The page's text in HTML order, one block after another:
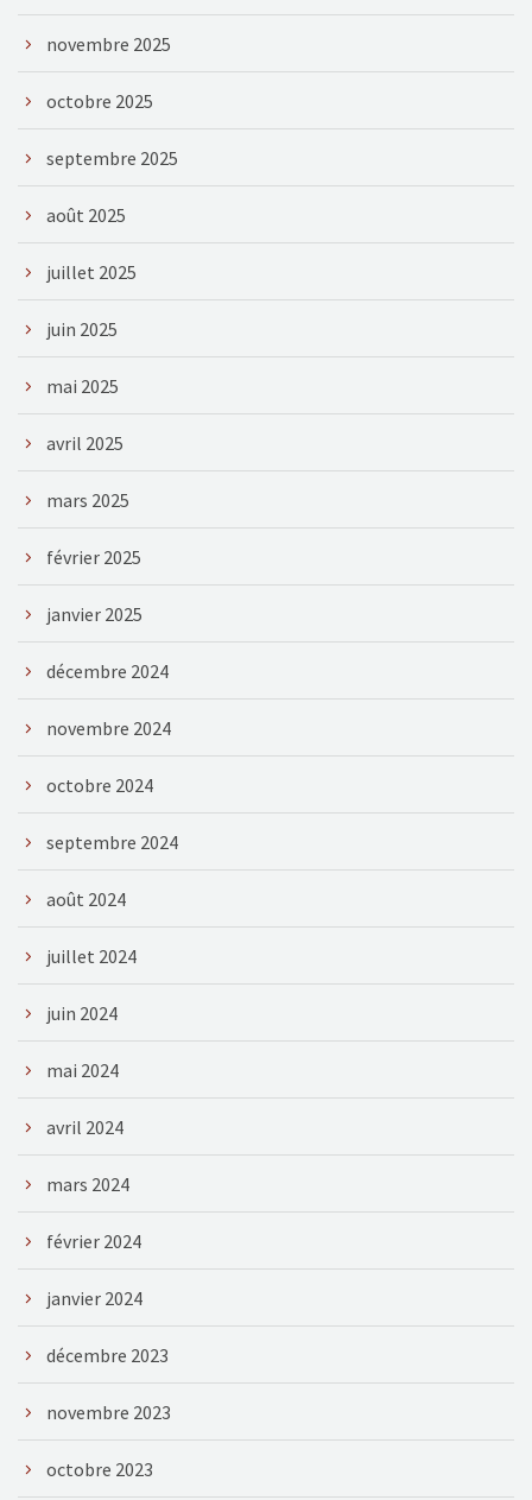
novembre 2025
octobre 2025
septembre 2025
août 2025
juillet 2025
juin 2025
mai 2025
avril 2025
mars 2025
février 2025
janvier 2025
décembre 2024
novembre 2024
octobre 2024
septembre 2024
août 2024
juillet 2024
juin 2024
mai 2024
avril 2024
mars 2024
février 2024
janvier 2024
décembre 2023
novembre 2023
octobre 2023